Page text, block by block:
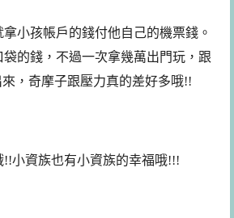
小孩帳戶的錢付他自己的機票錢。
的錢，不過一次拿幾萬出門玩，跟
來，奇摩子跟壓力真的差好多哦!!
!!小資族也有小資族的幸福哦!!!